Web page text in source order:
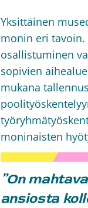
Yksittäinen
monin eri tavoin.
osallistuminen
sopivien
mukana
moninaisten
”On
ansiosta